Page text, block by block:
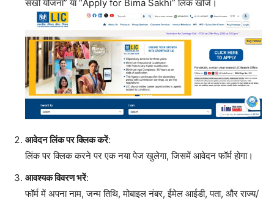
सखी योजना” या “Apply for Bima Sakhi” लिंक खोजें।
आवेदन लिंक पर क्लिक करें:
लिंक पर क्लिक करने पर एक नया पेज खुलेगा, जिसमें आवेदन फॉर्म होगा।
आवश्यक विवरण भरें:
फॉर्म में अपना नाम, जन्म तिथि, मोबाइल नंबर, ईमेल आईडी, पता, और राज्य/